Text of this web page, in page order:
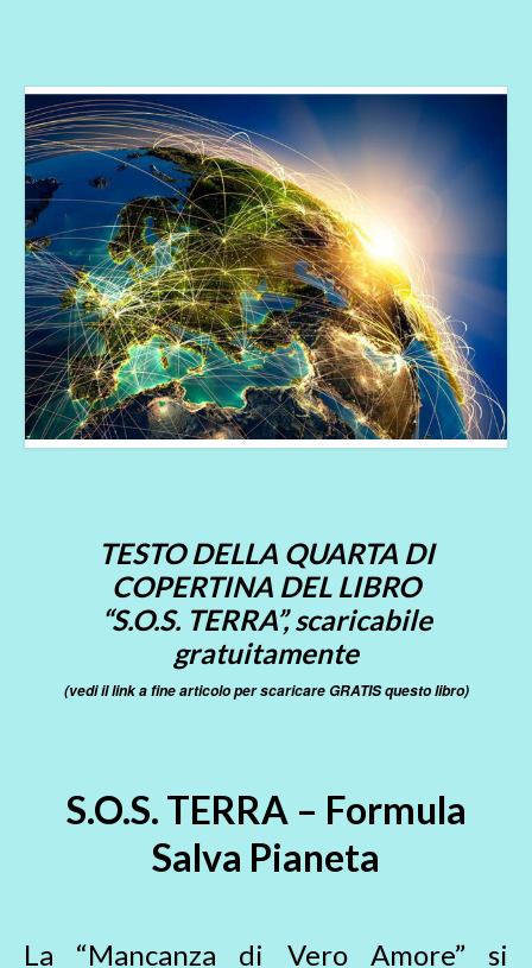
TESTO DELLA QUARTA DI
COPERTINA DEL LIBRO
“S.O.S. TERRA”, scaricabile
gratuitamente
(vedi il link a fine articolo per scaricare GRATIS questo libro)
S.O.S. TERRA – Formula
Salva Pianeta
La “Mancanza di Vero Amore” si